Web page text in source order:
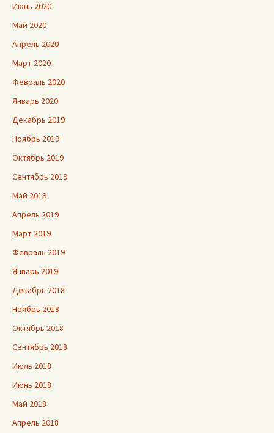
Июнь 2020
Май 2020
Апрель 2020
Март 2020
Февраль 2020
Январь 2020
Декабрь 2019
Ноябрь 2019
Октябрь 2019
Сентябрь 2019
Май 2019
Апрель 2019
Март 2019
Февраль 2019
Январь 2019
Декабрь 2018
Ноябрь 2018
Октябрь 2018
Сентябрь 2018
Июль 2018
Июнь 2018
Май 2018
Апрель 2018